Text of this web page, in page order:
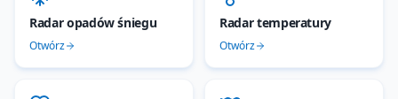
Radar opadów śniegu
Otwórz
Radar temperatury
Otwórz